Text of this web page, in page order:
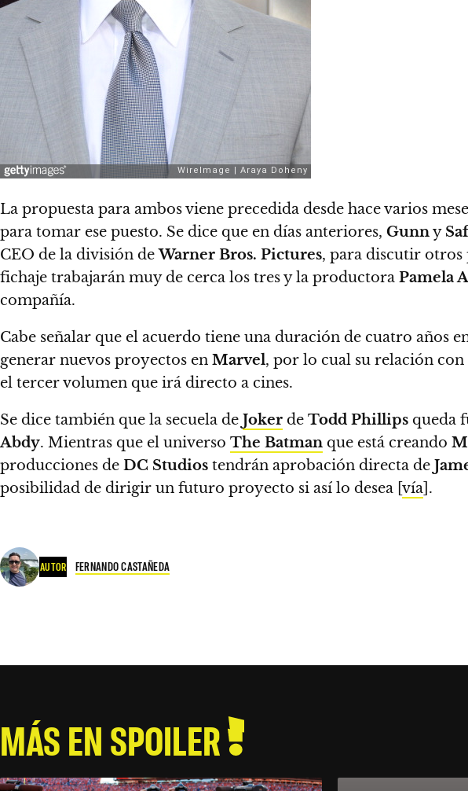
La propuesta para ambos viene precedida desde hace varios
para tomar ese puesto. Se dice que en días anteriores, Gunny
CEO de la división deWarner Bros. Pictures, para discutir otros
fichaje trabajarán muy de cerca los tres y la productora Pamela
compañía.
Cabe señalar que el acuerdo tiene una duración de cuatro años
generar nuevos proyectos en Marvel, por lo cual su relación con
el tercer volumen que irá directo a cines.
Se dice también que la secuela de Joker de Todd Phillips queda
Abdy. Mientras que el universo The Batman que está creando
producciones de DC Studios tendrán aprobación directa de
posibilidad de dirigir un futuro proyecto si así lo desea vía ].
AUTOR FERNANDO CASTAÑEDA
MÁS EN SPOILER